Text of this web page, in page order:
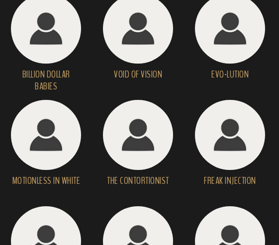
BILLION DOLLAR
BABIES
VOID OF VISION EVO-LUTION
MOTIONLESS IN WHITE THE CONTORTIONIST FREAK INJECTION